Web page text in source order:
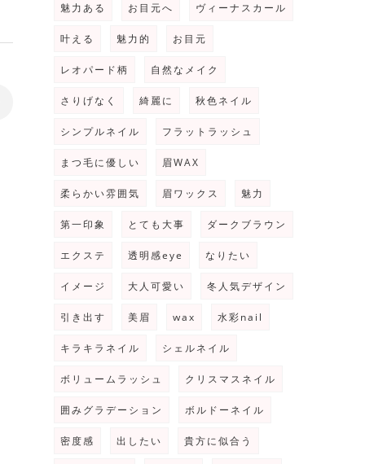
魅力ある お目元へ ヴィーナスカール
叶える 魅力的 お目元
レオパード柄 自然なメイク
さりげなく 綺麗に 秋色ネイル
シンプルネイル フラットラッシュ
まつ毛に優しい 眉WAX
柔らかい雰囲気 眉ワックス 魅力
第一印象 とても大事 ダークブラウン
エクステ 透明感eye なりたい
イメージ 大人可愛い 冬人気デザイン
引き出す 美眉 wax 水彩nail
キラキラネイル シェルネイル
ボリュームラッシュ クリスマスネイル
囲みグラデーション ボルドーネイル
密度感 出したい 貴方に似合う